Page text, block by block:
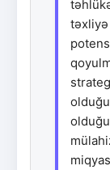
təxliyə